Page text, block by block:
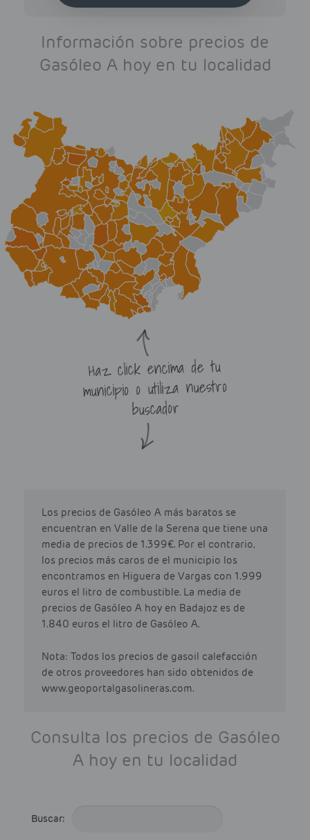
Información sobre precios de
Gasóleo A hoy en tu localidad
Haz click encima de tu
municipio o utiliza nuestro
buscador
Los precios de Gasóleo A más baratos se
encuentran en Valle de la Serena que tiene una
media de precios de 1.399€. Por el contrario,
los precios más caros de el municipio los
encontramos en Higuera de Vargas con 1.999
euros el litro de combustible. La media de
precios de Gasóleo A hoy en Badajoz es de
1.840 euros el litro de Gasóleo A.
Nota: Todos los precios de gasoil calefacción
de otros proveedores han sido obtenidos de
www.geoportalgasolineras.com.
Consulta los precios de Gasóleo
A hoy en tu localidad
Buscar: